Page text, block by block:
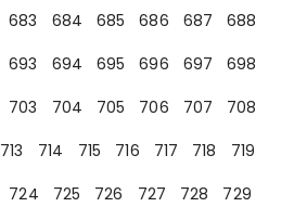
683 684 685 686 687
688
693 694 695 696 697
698
703 704 705 706 707
708
713 714 715 716 717 718
719
724 725 726 727 728
729